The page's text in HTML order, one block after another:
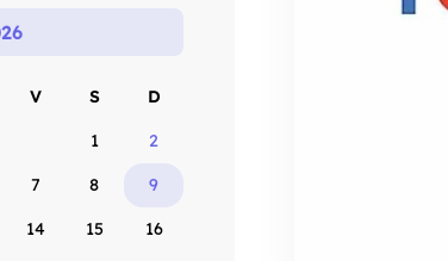
V S D
1 2
7 8 9
14 15 16